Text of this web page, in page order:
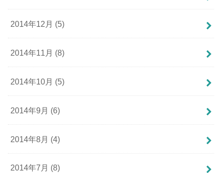
2014年12月 (5)
2014年11月 (8)
2014年10月 (5)
2014年9月 (6)
2014年8月 (4)
2014年7月 (8)